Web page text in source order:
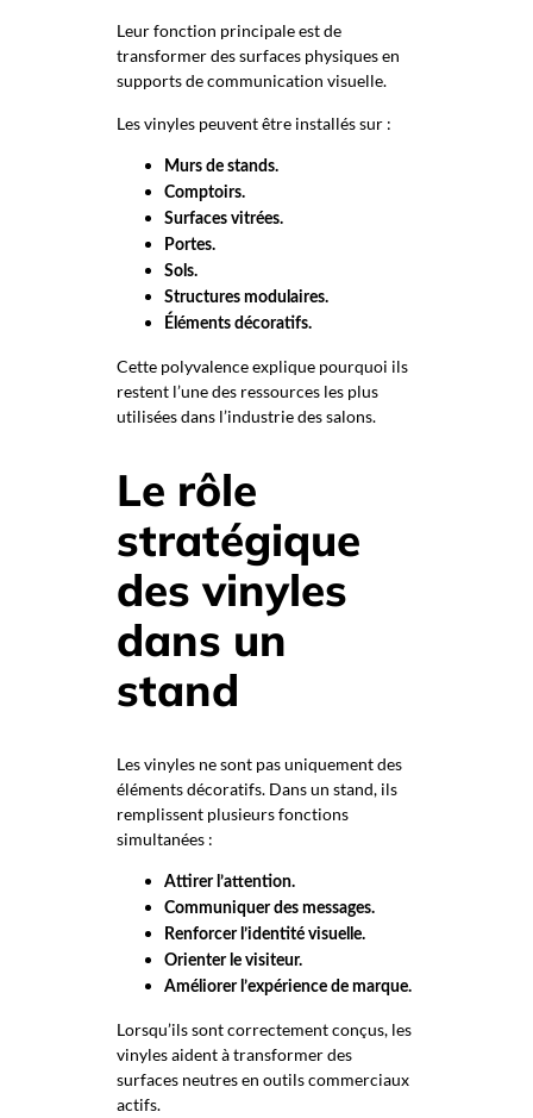
Leur fonction principale est de
transformer des surfaces physiques en
supports de communication visuelle.
Les vinyles peuvent être installés sur :
Murs de stands.
Comptoirs.
Surfaces vitrées.
Portes.
Sols.
Structures modulaires.
Éléments décoratifs.
Cette polyvalence explique pourquoi ils
restent l’une des ressources les plus
utilisées dans l’industrie des salons.
Le rôle
stratégique
des vinyles
dans un
stand
Les vinyles ne sont pas uniquement des
éléments décoratifs. Dans un stand, ils
remplissent plusieurs fonctions
simultanées :
Attirer l’attention.
Communiquer des messages.
Renforcer l’identité visuelle.
Orienter le visiteur.
Améliorer l’expérience de marque.
Lorsqu’ils sont correctement conçus, les
vinyles aident à transformer des
surfaces neutres en outils commerciaux
actifs.